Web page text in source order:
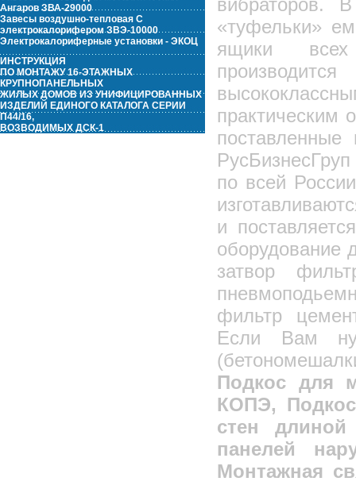
Ангаров ЗВА-29000
Завесы воздушно-тепловая С
электрокалорифером ЗВЭ-10000
Электрокалориферные установки - ЭКОЦ
ИНСТРУКЦИЯ
ПО МОНТАЖУ 16-ЭТАЖНЫХ
КРУПНОПАНЕЛЬНЫХ
ЖИЛЫХ ДОМОВ ИЗ УНИФИЦИРОВАННЫХ
ИЗДЕЛИЙ ЕДИНОГО КАТАЛОГА СЕРИИ
П44/16,
ВОЗВОДИМЫХ ДСК-1
вибраторов.
«туфельки»
ящики всех
практическим
по всей
и
оборудование
затвор
фильтр
Если Вам
Подкос для
КОПЭ,
стен
панелей
Монтажная